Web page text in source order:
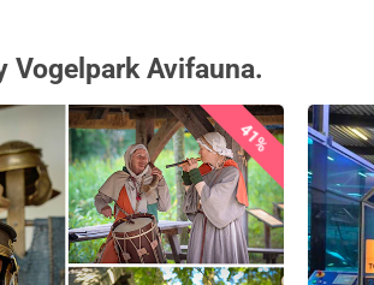
Vogelpark Avifauna.
41%